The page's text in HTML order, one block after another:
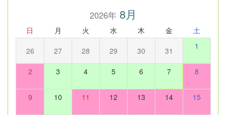
2026年8月
日 月 火 水 木 金 土
26 27 28 29 30 31 1
2 3 4 5 6 7 8
9 10 11 12 13 14 15